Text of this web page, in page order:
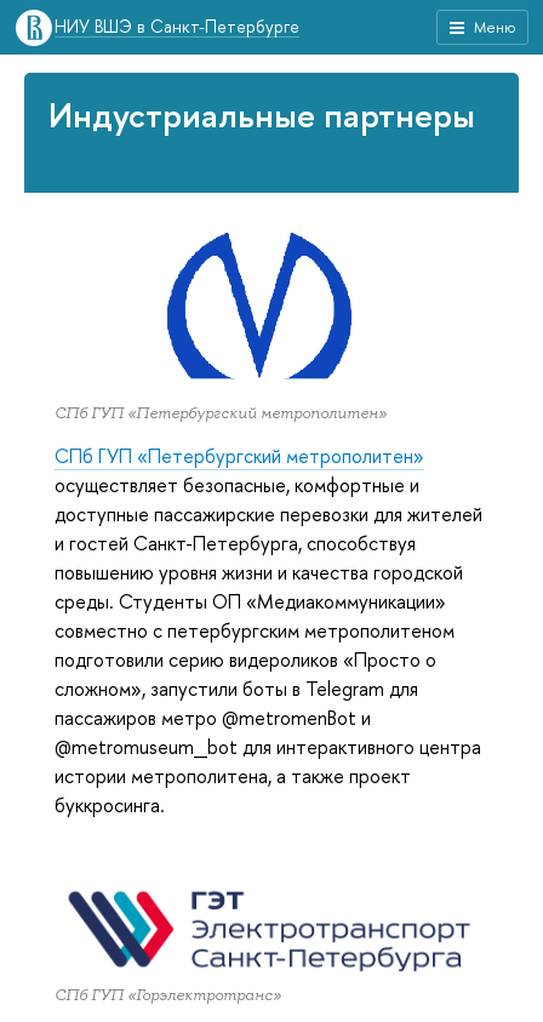
Меню
НИУ ВШЭ в Санкт-Петербурге
Индустриальные партнеры
СПб ГУП «Петербургский метрополитен»
СПб ГУП «Петербургский метрополитен»
осуществляет безопасные, комфортные и
доступные пассажирские перевозки для жителей
и гостей Санкт-Петербурга, способствуя
повышению уровня жизни и качества городской
среды. Студенты ОП «Медиакоммуникации»
совместно с петербургским метрополитеном
подготовили серию видероликов «Просто о
сложном», запустили боты в Telegram для
пассажиров метро @metromenBot и
@metromuseum_bot для интерактивного центра
истории метрополитена, а также проект
буккросинга.
СПб ГУП «Горэлектротранс»